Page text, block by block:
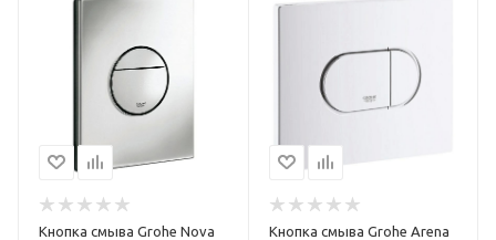
Кнопка смыва Grohe Nova
Кнопка смыва Grohe Arena